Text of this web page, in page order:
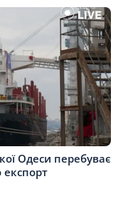
Одеси перебуває
експорт